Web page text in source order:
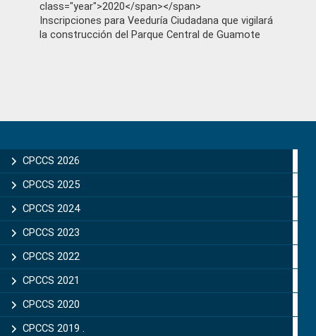
class="year">2020</span></span>
Inscripciones para Veeduría Ciudadana que vigilará
la construcción del Parque Central de Guamote
Sidebar
CPCCS 2026
CPCCS 2025
CPCCS 2024
CPCCS 2023
CPCCS 2022
CPCCS 2021
CPCCS 2020
CPCCS 2019 .